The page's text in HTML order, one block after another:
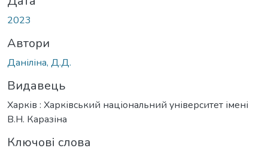
2023
Автори
Даніліна, Д.Д.
Видавець
Харків : Харківський національний університет імені
В.Н. Каразіна
Ключові слова